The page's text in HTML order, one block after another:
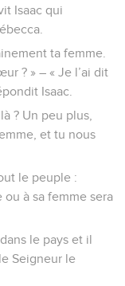
Isaac qui
ta femme.
? » – « Je l’ai dit
Isaac.
? Un peu plus,
et tu nous
le peuple :
à sa femme sera
le pays et il
Seigneur le